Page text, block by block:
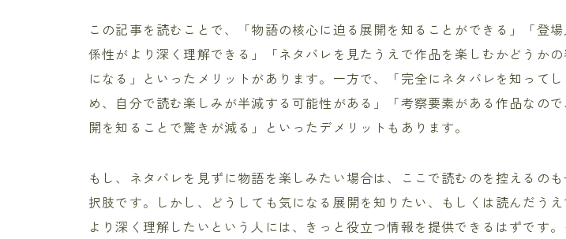
この記事を読むことで、「物語の核心に迫る展開を知ることができる」「登
係性がより深く理解できる」「ネタバレを見たうえで作品を楽しむかどうか
になる」といったメリットがあります。一方で、「完全にネタバレを知ってし
め、自分で読む楽しみが半減する可能性がある」「考察要素がある作品なの
開を知ることで驚きが減る」といったデメリットもあります。
もし、ネタバレを見ずに物語を楽しみたい場合は、ここで読むのを控えるの
択肢です。しかし、どうしても気になる展開を知りたい、もしくは読んだうえ
より深く理解したいという人には、きっと役立つ情報を提供できるはずです。